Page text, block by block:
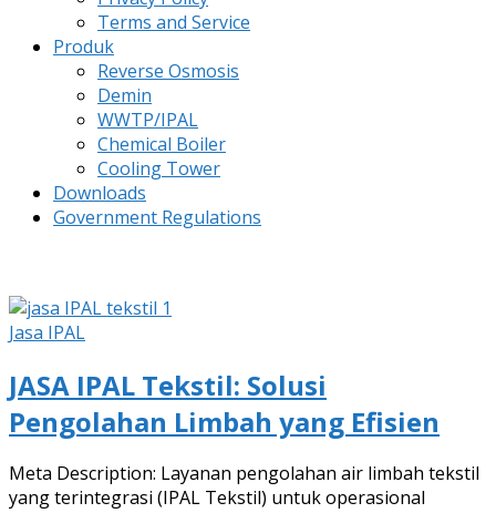
Terms and Service
Produk
Reverse Osmosis
Demin
WWTP/IPAL
Chemical Boiler
Cooling Tower
Downloads
Government Regulations
Jasa IPAL
JASA IPAL Tekstil: Solusi
Pengolahan Limbah yang Efisien
Meta Description: Layanan pengolahan air limbah tekstil
yang terintegrasi (IPAL Tekstil) untuk operasional